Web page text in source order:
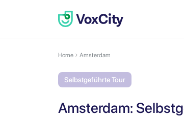
Home Amsterdam
Selbstgeführte Tour
Amsterdam: